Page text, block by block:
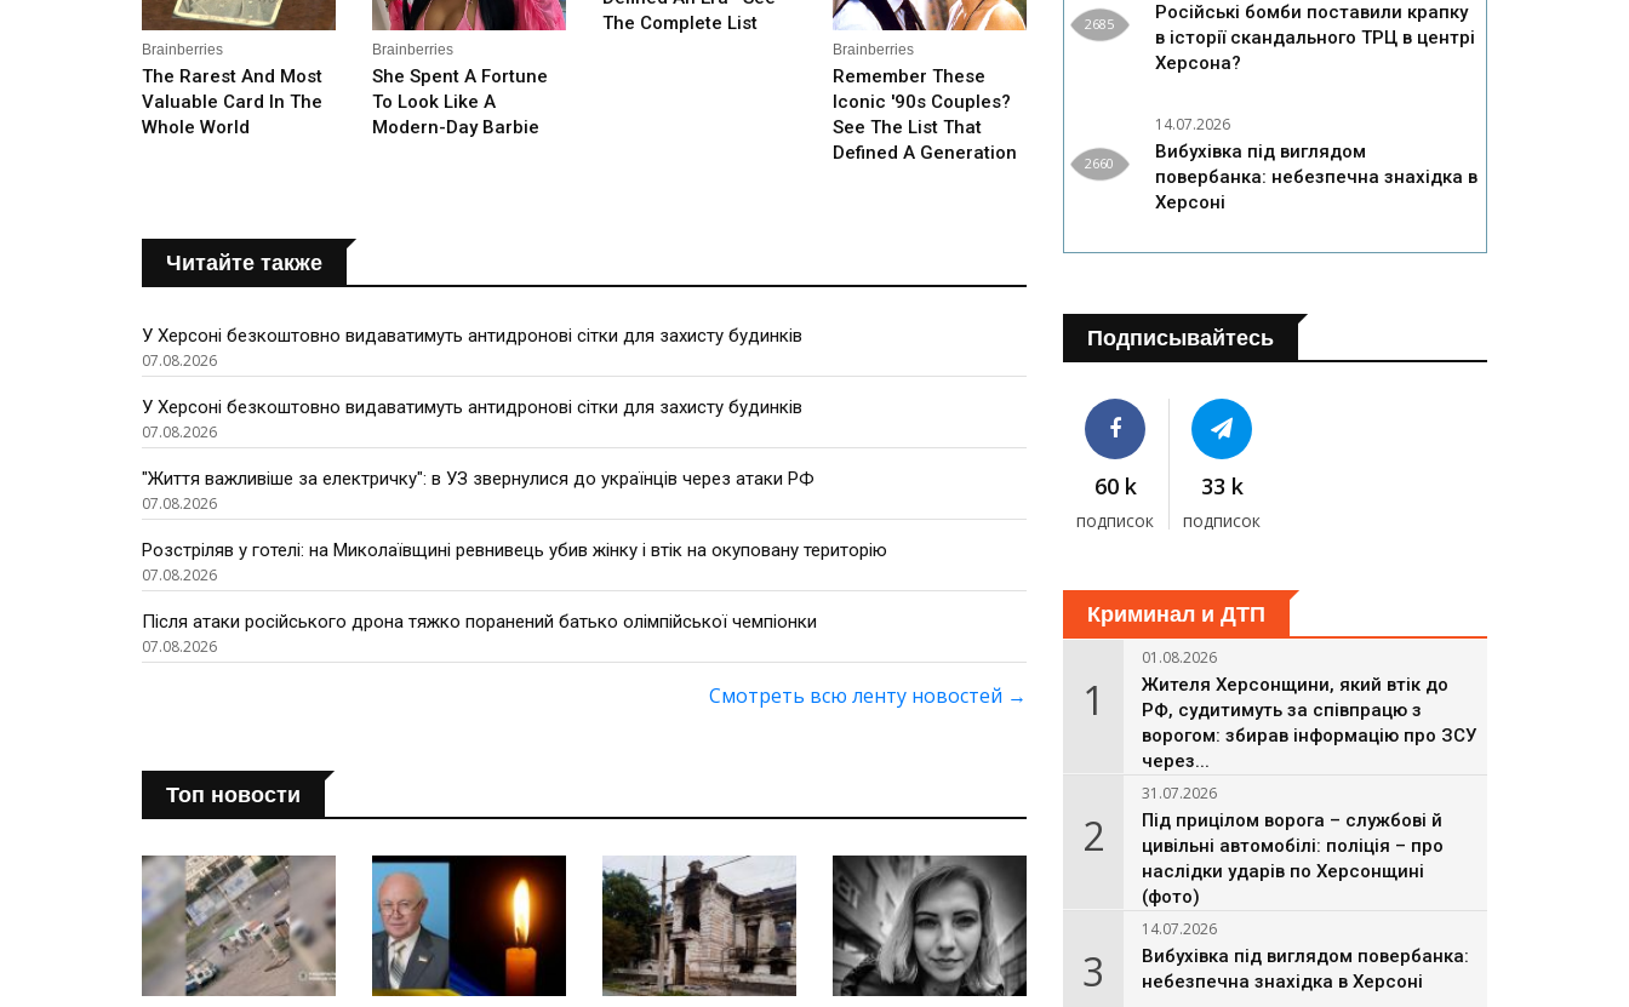
Читайте также
У Херсоні безкоштовно видаватимуть антидронові сітки для захисту будинків
07.08.2026
У Херсоні безкоштовно видаватимуть антидронові сітки для захисту будинків
07.08.2026
"Життя важливіше за електричку": в УЗ звернулися до українців через атаки РФ
07.08.2026
Розстріляв у готелі: на Миколаївщині ревнивець убив жінку і втік на окуповану територію
07.08.2026
Після атаки російського дрона тяжко поранений батько олімпійської чемпіонки
07.08.2026
Смотреть всю ленту новостей →
Топ новости
2685
Російські бомби поставили крапку
в історії скандального ТРЦ в центрі
Херсона?
2660
14.07.2026
Вибухівка під виглядом
повербанка: небезпечна знахідка в
Херсоні
Подписывайтесь
60 k
подписок
33 k
подписок
Криминал и ДТП
1
01.08.2026
Жителя Херсонщини, який втік до
РФ, судитимуть за співпрацю з
ворогом: збирав інформацію про ЗСУ
через...
2
31.07.2026
Під прицілом ворога – службові й
цивільні автомобілі: поліція – про
наслідки ударів по Херсонщині
(фото)
3
14.07.2026
Вибухівка під виглядом повербанка:
небезпечна знахідка в Херсоні